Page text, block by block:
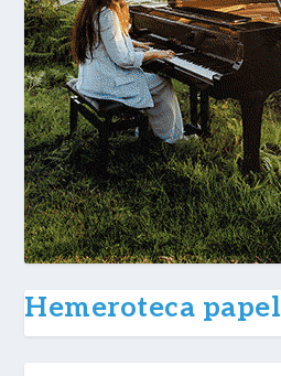
Hemeroteca papel